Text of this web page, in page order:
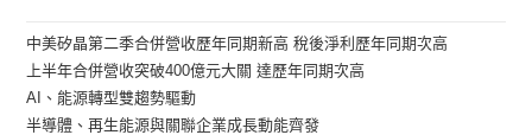
中美矽晶第二季合併營收歷年同期新高 稅後淨利歷年同期次高
上半年合併營收突破400億元大關 達歷年同期次高
AI、能源轉型雙趨勢驅動
半導體、再生能源與關聯企業成長動能齊發